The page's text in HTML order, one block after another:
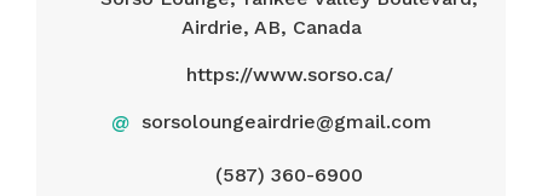
Airdrie, AB, Canada
https://www.sorso.ca/
@ sorsoloungeairdrie@gmail.com
(587) 360-6900